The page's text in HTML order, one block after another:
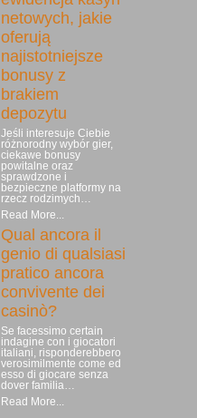
netowych, jakie
oferują
najistotniejsze
bonusy z
brakiem
depozytu
Jeśli interesuje Ciebie
różnorodny wybór gier,
ciekawe bonusy
powitalne oraz
sprawdzone i
bezpieczne platformy na
rzecz rodzimych…
Read More...
Qual ancora il
genio di qualsiasi
pratico ancora
convivente dei
casinò?
Se facessimo certain
indagine con i giocatori
italiani, risponderebbero
verosimilmente come ed
esso di giocare senza
dover familia…
Read More...